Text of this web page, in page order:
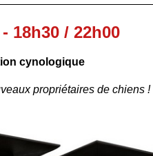
18h30 / 22h00
cynologique
propriétaires de chiens !